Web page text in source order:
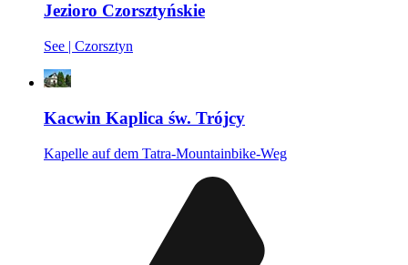
Jezioro Czorsztyńskie
See | Czorsztyn
Kacwin Kaplica św. Trójcy
Kapelle auf dem Tatra-Mountainbike-Weg